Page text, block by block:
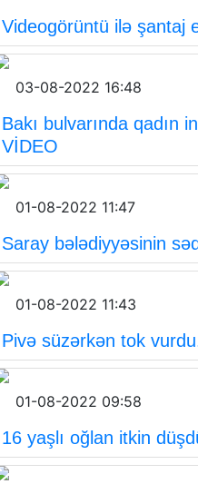
Videogörüntü ilə şantaj
03-08-2022 16:48
Bakı bulvarında qadın
VİDEO
01-08-2022 11:47
Saray bələdiyyəsinin
01-08-2022 11:43
Pivə süzərkən tok
01-08-2022 09:58
16 yaşlı oğlan itkin